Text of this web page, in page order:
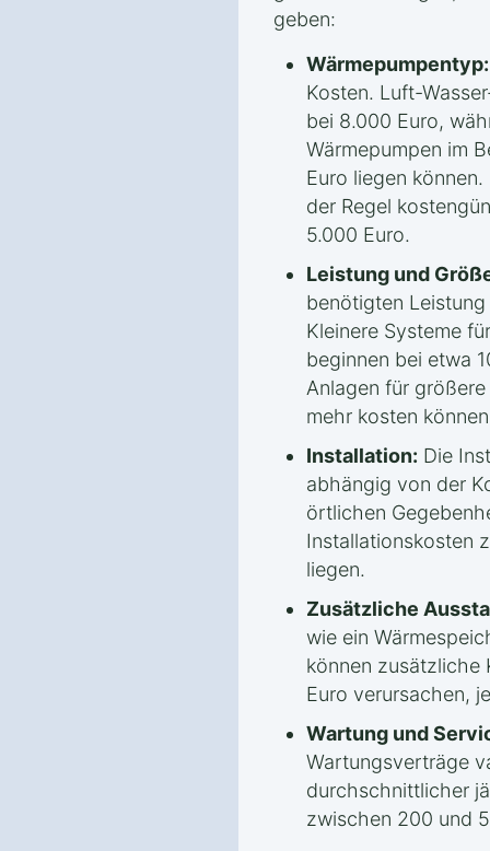
geben:
Wärmepumpentyp:
Kosten. Luft-
bei 8.000 Euro,
Wärmepumpen im
Euro liegen
der Regel
5.000 Euro.
Leistung und
benötigten
Kleinere Systeme
beginnen bei etwa
Anlagen für
mehr kosten
Installation: Die
abhängig von der
örtlichen
Installationskosten
liegen.
Zusätzliche
wie ein
können zusätzliche
Euro verursachen,
Wartung und
Wartungsverträge
durchschnittlicher
zwischen 200 und